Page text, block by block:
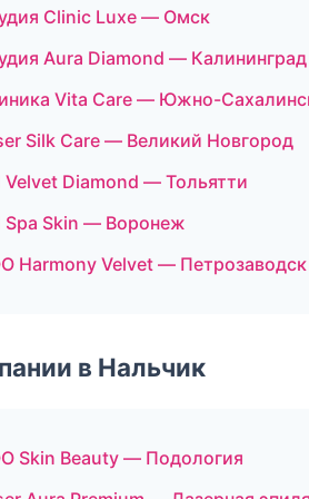
Clinic Luxe — Омск
Aura Diamond — Калининград
Vita Care — Южно-
Silk Care — Великий Новгород
Diamond — Тольятти
Skin — Воронеж
Harmony Velvet — Петрозаводск
в Нальчик
Skin Beauty — Подология